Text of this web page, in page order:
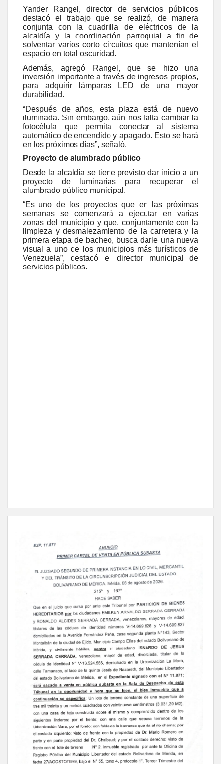
Yander Rangel, director de servicios públicos
destacó el trabajo que se realizó, de manera
conjunta con la cuadrilla de eléctricos de la
alcaldía y la coordinación parroquial a fin de
solventar varios corto circuitos que mantenían el
espacio en total oscuridad.
Además, agregó Rangel, que se hizo una
inversión importante a través de ingresos propios,
para adquirir lámparas LED de una mayor
durabilidad.
“Después de años, esta plaza está de nuevo
iluminada. Sin embargo, aún nos falta cambiar la
fotocélula que permita conectar al sistema
automático de encendido y apagado. Esto se hará
en los próximos días”, señaló.
Proyecto de alumbrado público
Desde la alcaldía se tiene previsto dar inicio a un
proyecto de luminarias para recuperar el
alumbrado público municipal.
“Es uno de los proyectos que en las próximas
semanas se comenzará a ejecutar en varias
zonas del municipio y que, conjuntamente con la
limpieza y desmalezamiento de la carretera y la
primera etapa de bacheo, busca darle una nueva
visual a uno de los municipios más turísticos de
Venezuela”, destacó el director municipal de
servicios públicos.